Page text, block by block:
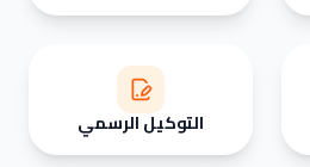
التوكيل الرسمي